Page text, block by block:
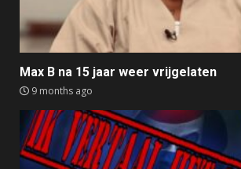
Max B na 15 jaar weer vrijgelaten
9 months ago